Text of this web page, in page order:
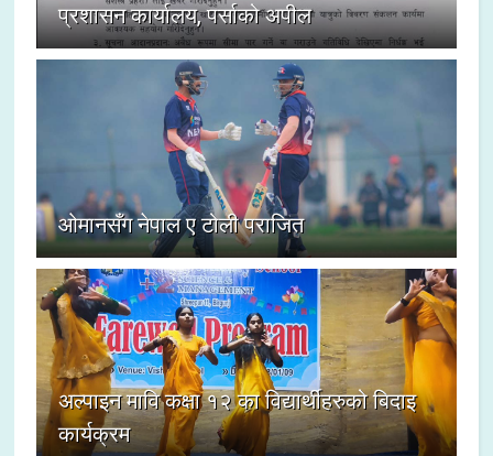
प्रशासन कार्यालय, पर्साको अपील
ओमानसँग नेपाल ए टोली पराजित
अल्पाइन मावि कक्षा १२ का विद्यार्थीहरुको बिदाइ
कार्यक्रम